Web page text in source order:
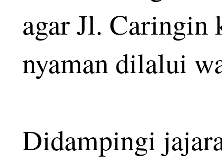
agar Jl. Caringin
nyaman dilalui
Didampingi